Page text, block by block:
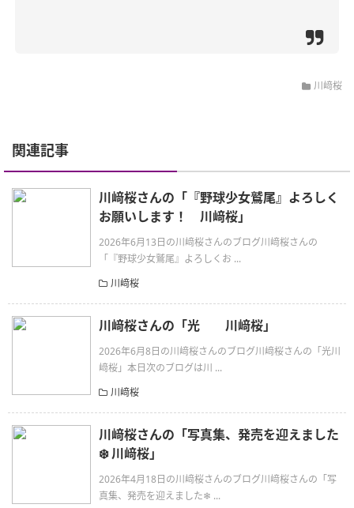
川﨑桜
関連記事
川﨑桜さんの「『野球少女鷲尾』よろしく
お願いします！ 川﨑桜」
2026年6月13日の川﨑桜さんのブログ川﨑桜さんの
「『野球少女鷲尾』よろしくお ...
川﨑桜
川﨑桜さんの「光 川﨑桜」
2026年6月8日の川﨑桜さんのブログ川﨑桜さんの「光川
﨑桜」本日次のブログは川 ...
川﨑桜
川﨑桜さんの「写真集、発売を迎えました
❄️ 川﨑桜」
2026年4月18日の川﨑桜さんのブログ川﨑桜さんの「写
真集、発売を迎えました❄ ...